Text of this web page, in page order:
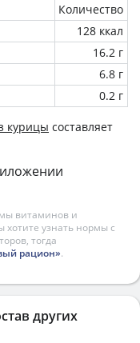
Количество
128 ккал
16.2 г
6.8 г
0.2 г
курицы составляет
витаминов и
хотите узнать нормы с
тогда
рацион».
других